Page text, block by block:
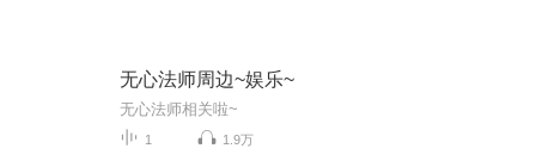
无心法师周边~娱乐~
无心法师相关啦~
1 1.9万